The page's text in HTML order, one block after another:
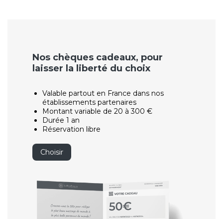
Nos chèques cadeaux, pour
laisser la liberté du choix
Valable partout en France dans nos
établissements partenaires
Montant variable de 20 à 300 €
Durée 1 an
Réservation libre
Choisir